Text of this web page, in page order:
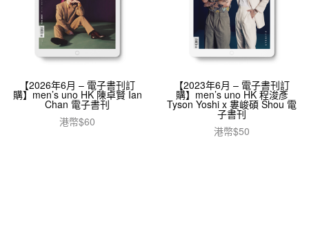
【2026年6月 – 電子書刊訂
購】men’s uno HK 陳卓賢 Ian
Chan 電子書刊
港幣$60
【2023年6月 – 電子書刊訂
購】men’s uno HK 程浚彥
Tyson Yoshi x 婁峻碩 Shou 電
子書刊
港幣$50